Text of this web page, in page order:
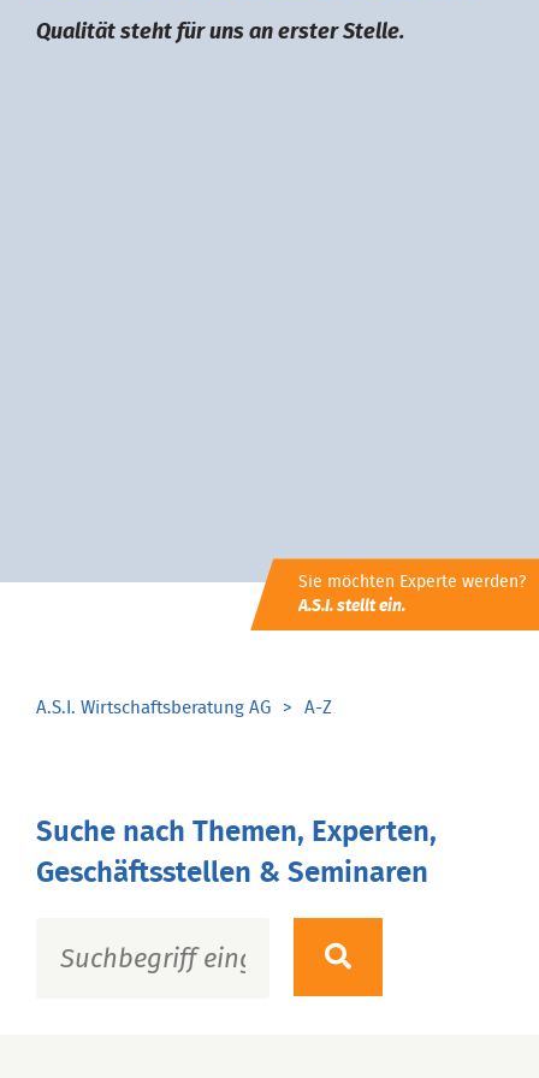
Qualität steht für uns an erster Stelle.
Sie möchten Experte werden?
A.S.I. stellt ein.
A.S.I. Wirtschaftsberatung AG A-Z
Suche nach Themen, Experten,
Geschäftsstellen & Seminaren